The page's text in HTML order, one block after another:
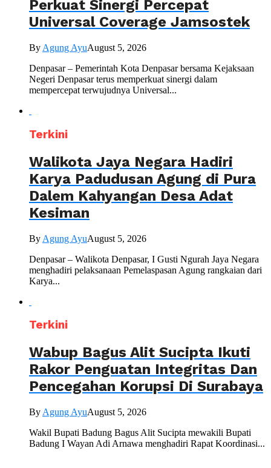
Perkuat Sinergi Percepat
Universal Coverage Jamsostek
By Agung AyuAugust 5, 2026
Denpasar – Pemerintah Kota Denpasar bersama Kejaksaan
Negeri Denpasar terus memperkuat sinergi dalam
mempercepat terwujudnya Universal...
Terkini
Walikota Jaya Negara Hadiri
Karya Padudusan Agung di Pura
Dalem Kahyangan Desa Adat
Kesiman
By Agung AyuAugust 5, 2026
Denpasar – Walikota Denpasar, I Gusti Ngurah Jaya Negara
menghadiri pelaksanaan Pemelaspasan Agung rangkaian dari
Karya...
Terkini
Wabup Bagus Alit Sucipta Ikuti
Rakor Penguatan Integritas Dan
Pencegahan Korupsi Di Surabaya
By Agung AyuAugust 5, 2026
Wakil Bupati Badung Bagus Alit Sucipta mewakili Bupati
Badung I Wayan Adi Arnawa menghadiri Rapat Koordinasi...